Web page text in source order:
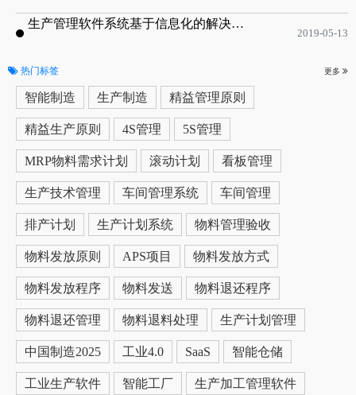
生产管理软件系统基于信息化的解决方案
2019-05-13
热门标签 更多
智能制造 生产制造 精益管理原则
精益生产原则 4S管理 5S管理
MRP物料需求计划 滚动计划 看板管理
生产技术管理 车间管理系统 车间管理
排产计划 生产计划系统 物料管理验收
物料发放原则 APS项目 物料发放方式
物料发放程序 物料发送 物料退还程序
物料退还管理 物料退料处理 生产计划管理
中国制造2025 工业4.0 SaaS 智能仓储
工业生产软件 智能工厂 生产加工管理软件